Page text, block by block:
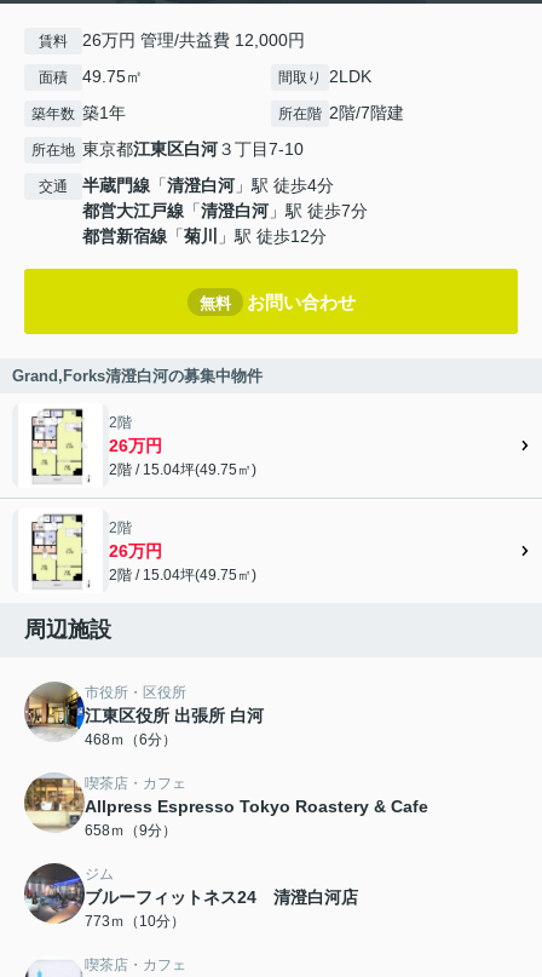
賃料 26万円 管理/共益費 12,000円
面積 49.75㎡ 間取り 2LDK
築年数 築1年 所在階 2階/7階建
所在地 東京都江東区白河３丁目7-10
交通 半蔵門線 「清澄白河 」駅 徒歩4分
都営大江戸線 「清澄白河 」駅 徒歩7分
都営新宿線 「菊川 」駅 徒歩12分
無料 お問い合わせ
Grand,Forks清澄白河の募集中物件
2階
26万円
2階 / 15.04坪(49.75㎡)
2階
26万円
2階 / 15.04坪(49.75㎡)
周辺施設
市役所・区役所
江東区役所 出張所 白河
468ｍ（6分）
喫茶店・カフェ
Allpress Espresso Tokyo Roastery & Cafe
658ｍ（9分）
ジム
ブルーフィットネス24 清澄白河店
773ｍ（10分）
喫茶店・カフェ